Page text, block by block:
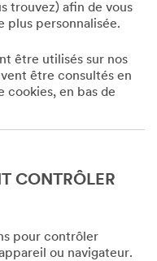
trouvez) afin de vous
plus personnalisée.
être utilisés sur nos
être consultés en
cookies, en bas de
CONTRÔLER
pour contrôler
ou navigateur.